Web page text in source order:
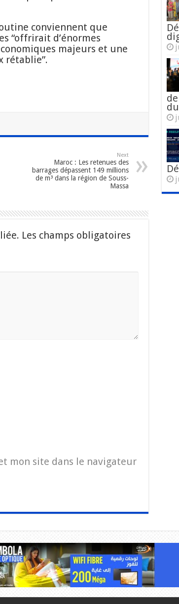
conviennent que
“offrirait d’énormes
majeurs et une
rétablie”.
Next
Maroc : Les retenues des
barrages dépassent 149 millions
de m³ dans la région de Souss-
Massa
Les champs obligatoires
mon site dans le navigateur